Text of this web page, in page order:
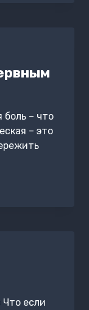
– что
– это
Что если